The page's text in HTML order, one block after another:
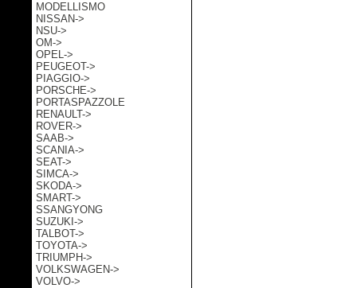
MODELLISMO
NISSAN->
NSU->
OM->
OPEL->
PEUGEOT->
PIAGGIO->
PORSCHE->
PORTASPAZZOLE
RENAULT->
ROVER->
SAAB->
SCANIA->
SEAT->
SIMCA->
SKODA->
SMART->
SSANGYONG
SUZUKI->
TALBOT->
TOYOTA->
TRIUMPH->
VOLKSWAGEN->
VOLVO->